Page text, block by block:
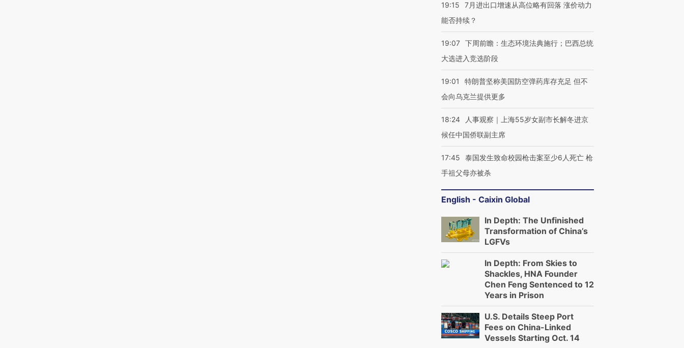
19:15
7月进出口增速从高位略有回落 涨价动力
能否持续？
19:07 下周前瞻：生态环境法典施行；巴西总统
大选进入竞选阶段
19:01
特朗普坚称美国防空弹药库存充足 但不
会向乌克兰提供更多
18:24
人事观察｜上海55岁女副市长解冬进京
候任中国侨联副主席
17:45
泰国发生致命校园枪击案至少6人死亡 枪
手祖父母亦被杀
English - Caixin Global
In Depth: The Unfinished
Transformation of China’s
LGFVs
In Depth: From Skies to
Shackles, HNA Founder
Chen Feng Sentenced to 12
Years in Prison
U.S. Details Steep Port
Fees on China-Linked
Vessels Starting Oct. 14